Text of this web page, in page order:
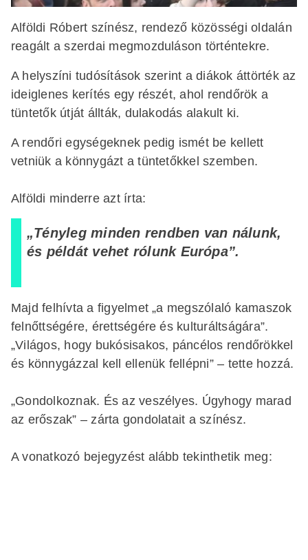
Alföldi Róbert színész, rendező közösségi oldalán
reagált a szerdai megmozduláson történtekre.
A helyszíni tudósítások szerint a diákok áttörték az
ideiglenes kerítés egy részét, ahol rendőrök a
tüntetők útját állták, dulakodás alakult ki.
A rendőri egységeknek pedig ismét be kellett
vetniük a könnygázt a tüntetőkkel szemben.
Alföldi minderre azt írta:
„Tényleg minden rendben van nálunk,
és példát vehet rólunk Európa”.
Majd felhívta a figyelmet „a megszólaló kamaszok
felnőttségére, érettségére és kulturáltságára”.
„Világos, hogy bukósisakos, páncélos rendőrökkel
és könnygázzal kell ellenük fellépni” – tette hozzá.
„Gondolkoznak. És az veszélyes. Úgyhogy marad
az erőszak” – zárta gondolatait a színész.
A vonatkozó bejegyzést alább tekinthetik meg: